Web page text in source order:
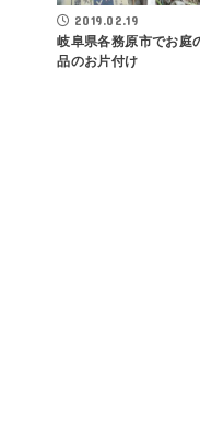
2019.02.19
岐阜県各務原市でお庭
品のお片付け